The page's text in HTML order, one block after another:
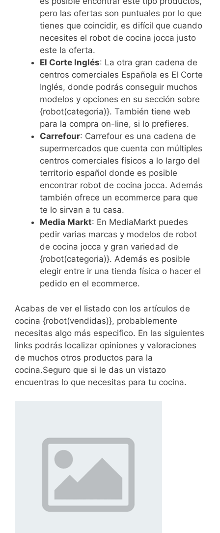
pero las ofertas son puntuales por lo que
tienes que coincidir, es difícil que cuando
necesites el robot de cocina jocca justo
este la oferta.
El Corte Inglés: La otra gran cadena de
centros comerciales Española es El Corte
Inglés, donde podrás conseguir muchos
modelos y opciones en su sección sobre
{robot(categoria)}. También tiene web
para la compra on-line, si lo prefieres.
Carrefour: Carrefour es una cadena de
supermercados que cuenta con múltiples
centros comerciales físicos a lo largo del
territorio español donde es posible
encontrar robot de cocina jocca. Además
también ofrece un ecommerce para que
te lo sirvan a tu casa.
Media Markt: En MediaMarkt puedes
pedir varias marcas y modelos de robot
de cocina jocca y gran variedad de
{robot(categoria)}. Además es posible
elegir entre ir una tienda física o hacer el
pedido en el ecommerce.
Acabas de ver el listado con los artículos de
cocina {robot(vendidas)}, probablemente
necesitas algo más especifico. En las siguientes
links podrás localizar opiniones y valoraciones
de muchos otros productos para la
cocina.Seguro que si le das un vistazo
encuentras lo que necesitas para tu cocina.